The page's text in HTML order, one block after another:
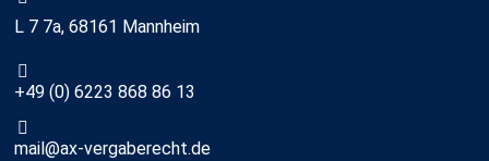
L 7 7a, 68161 Mannheim
+49 (0) 6223 868 86 13
mail@ax-vergaberecht.de